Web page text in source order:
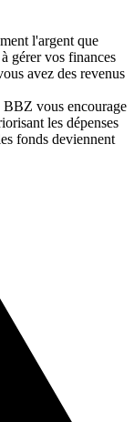
l'argent que
gérer vos finances
avez des revenus
BBZ vous encourage
les dépenses
fonds deviennent